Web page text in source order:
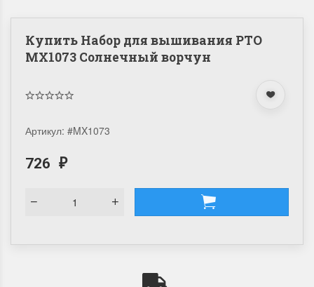
Купить Набор для вышивания РТО
MX1073 Солнечный ворчун
Артикул: #MX1073
726 ₽